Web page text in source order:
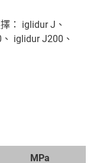
： iglidur J、
iglidur J200、
MPa